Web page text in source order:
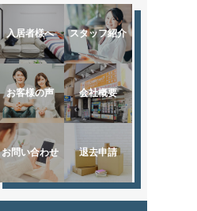
入居者様へ スタッフ紹介
お客様の声 会社概要
お問い合わせ 退去申請